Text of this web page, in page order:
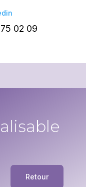
02 09
Retour